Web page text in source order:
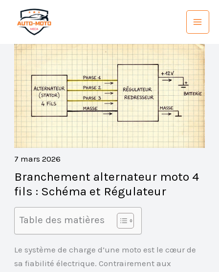
contenu
7 mars 2026
Branchement alternateur moto 4
fils : Schéma et Régulateur
Table des matières
Le système de charge d’une moto est le cœur de
sa fiabilité électrique. Contrairement aux